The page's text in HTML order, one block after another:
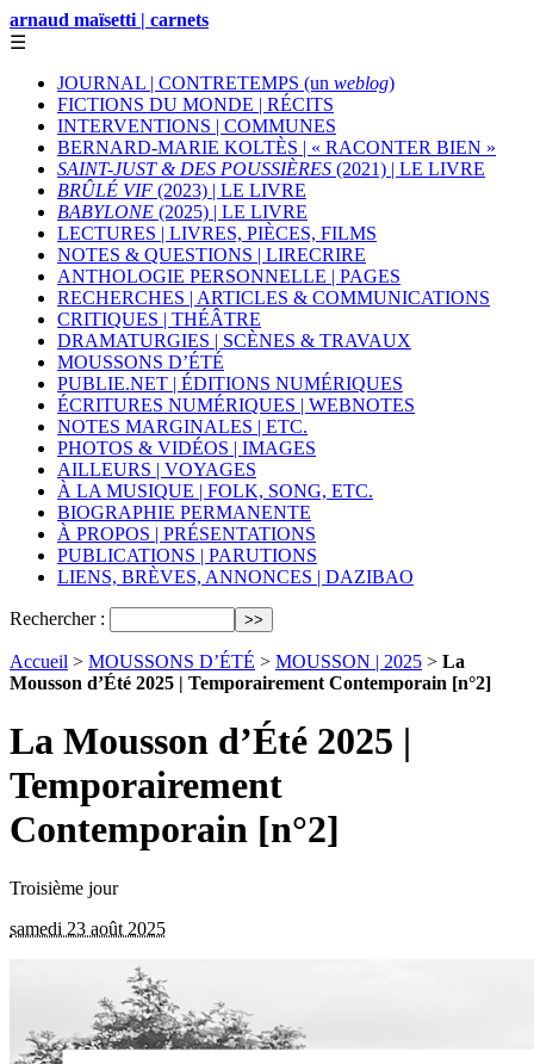
arnaud maïsetti | carnets
☰
JOURNAL | CONTRETEMPS (un weblog)
FICTIONS DU MONDE | RÉCITS
INTERVENTIONS | COMMUNES
BERNARD-MARIE KOLTÈS | « RACONTER BIEN »
SAINT-JUST & DES POUSSIÈRES (2021) | LE LIVRE
BRÛLÉ VIF (2023) | LE LIVRE
BABYLONE (2025) | LE LIVRE
LECTURES | LIVRES, PIÈCES, FILMS
NOTES & QUESTIONS | LIRECRIRE
ANTHOLOGIE PERSONNELLE | PAGES
RECHERCHES | ARTICLES & COMMUNICATIONS
CRITIQUES | THÉÂTRE
DRAMATURGIES | SCÈNES & TRAVAUX
MOUSSONS D’ÉTÉ
PUBLIE.NET | ÉDITIONS NUMÉRIQUES
ÉCRITURES NUMÉRIQUES | WEBNOTES
NOTES MARGINALES | ETC.
PHOTOS & VIDÉOS | IMAGES
AILLEURS | VOYAGES
À LA MUSIQUE | FOLK, SONG, ETC.
BIOGRAPHIE PERMANENTE
À PROPOS | PRÉSENTATIONS
PUBLICATIONS | PARUTIONS
LIENS, BRÈVES, ANNONCES | DAZIBAO
Rechercher :
Accueil > MOUSSONS D’ÉTÉ > MOUSSON | 2025 > La
Mousson d’Été 2025 | Temporairement Contemporain [n°2]
La Mousson d’Été 2025 |
Temporairement
Contemporain [n°2]
Troisième jour
samedi 23 août 2025